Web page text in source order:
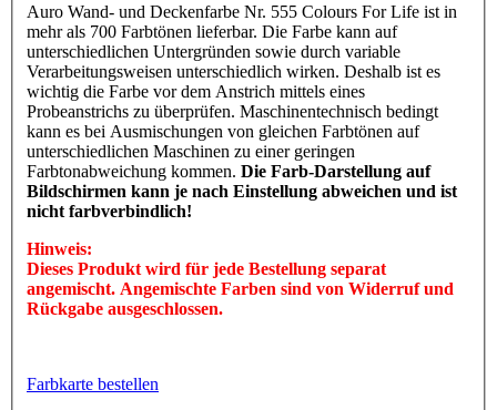
Auro Wand- und Deckenfarbe Nr. 555 Colours For Life ist in
mehr als 700 Farbtönen lieferbar. Die Farbe kann auf
unterschiedlichen Untergründen sowie durch variable
Verarbeitungsweisen unterschiedlich wirken. Deshalb ist es
wichtig die Farbe vor dem Anstrich mittels eines
Probeanstrichs zu überprüfen. Maschinentechnisch bedingt
kann es bei Ausmischungen von gleichen Farbtönen auf
unterschiedlichen Maschinen zu einer geringen
Farbtonabweichung kommen. Die Farb-Darstellung auf
Bildschirmen kann je nach Einstellung abweichen und ist
nicht farbverbindlich!
Hinweis:
Dieses Produkt wird für jede Bestellung separat
angemischt. Angemischte Farben sind von Widerruf und
Rückgabe ausgeschlossen.
Farbkarte bestellen